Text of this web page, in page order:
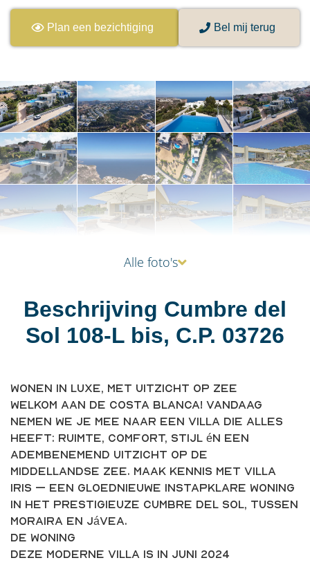
Plan een bezichtiging Bel mij terug
Alle foto's
Beschrijving Cumbre del
Sol 108-L bis, C.P. 03726
Wonen in luxe, met uitzicht op zee
Welkom aan de Costa Blanca! Vandaag
nemen we je mee naar een villa die alles
heeft: ruimte, comfort, stijl én een
adembenemend uitzicht op de
Middellandse Zee. Maak kennis met Villa
Iris – een gloednieuwe instapklare woning
in het prestigieuze Cumbre del Sol, tussen
Moraira en Jávea.
De woning
Deze moderne villa is in juni 2024